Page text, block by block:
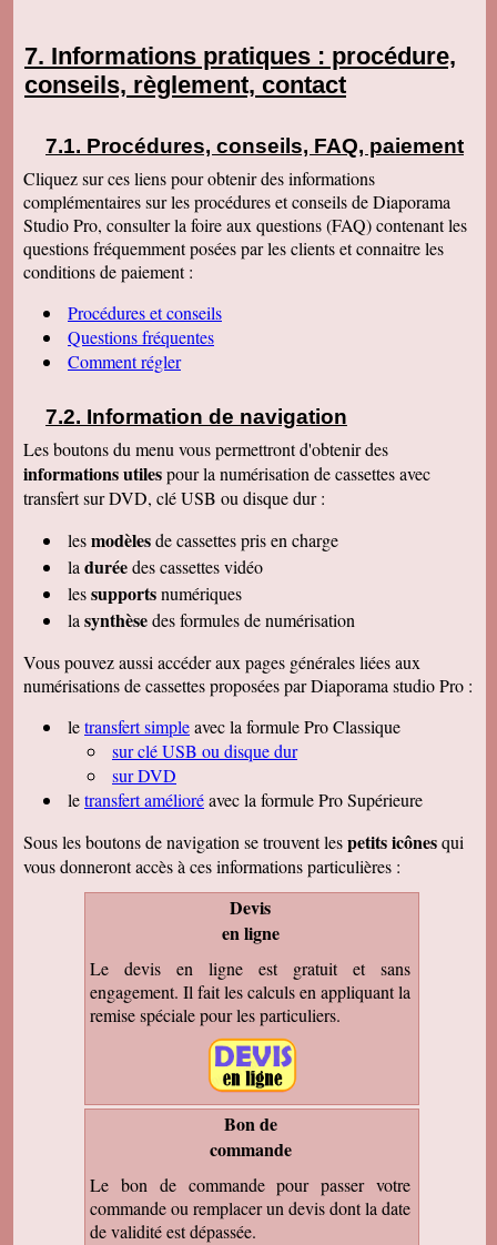
Informations pratiques : procédure,
conseils, règlement, contact
Procédures, conseils, FAQ, paiement
Cliquez sur ces liens pour obtenir des informations
complémentaires sur les procédures et conseils de Diaporama
Studio Pro, consulter la foire aux questions (FAQ) contenant les
questions fréquemment posées par les clients et connaitre les
conditions de paiement :
Procédures et conseils
Questions fréquentes
Comment régler
Information de navigation
Les boutons du menu vous permettront d'obtenir des
informations utilespour la numérisation de cassettes avec
transfert sur DVD, clé USB ou disque dur :
lesmodèlesde cassettes pris en charge
la duréedes cassettes vidéo
lessupportsnumériques
la synthèsedes formules de numérisation
Vous pouvez aussi accéder aux pages générales liées aux
numérisations de cassettes proposées par Diaporama studio Pro :
letransfert simpleavec la formule Pro Classique
sur clé USB ou disque dur
sur DVD
letransfert amélioréavec la formule Pro Supérieure
Sous les boutons de navigation se trouvent lespetits icônesqui
vous donneront accès à ces informations particulières :
Devis
en ligne
Le devis en ligne est gratuit et sans
engagement. Il fait les calculs en appliquant la
remise spéciale pour les particuliers.
Bon de
commande
Le bon de commande pour passer votre
commande ou remplacer un devis dont la date
de validité est dépassée.